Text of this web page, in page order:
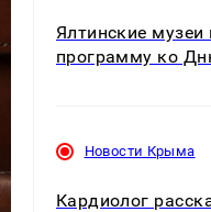
Ялтинские музеи
программу ко
Новости Крыма
Кардиолог